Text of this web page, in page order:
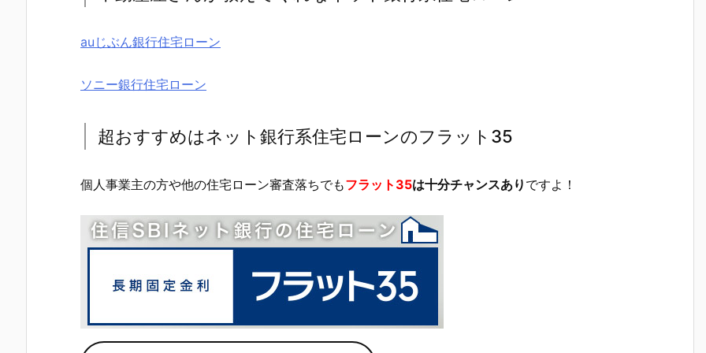
auじぶん銀行住宅ローン
ソニー銀行住宅ローン
超おすすめはネット銀行系住宅ローンのフラット35
個人事業主の方や他の住宅ローン審査落ちでもフラット35は十分チャンスあり ですよ！